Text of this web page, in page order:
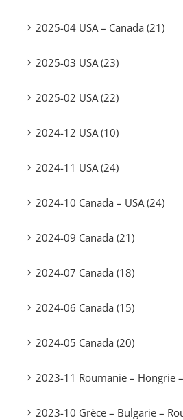
2025-04 USA – Canada (21)
2025-03 USA (23)
2025-02 USA (22)
2024-12 USA (10)
2024-11 USA (24)
2024-10 Canada – USA (24)
2024-09 Canada (21)
2024-07 Canada (18)
2024-06 Canada (15)
2024-05 Canada (20)
2023-11 Roumanie – Hongrie
2023-10 Grèce – Bulgarie –